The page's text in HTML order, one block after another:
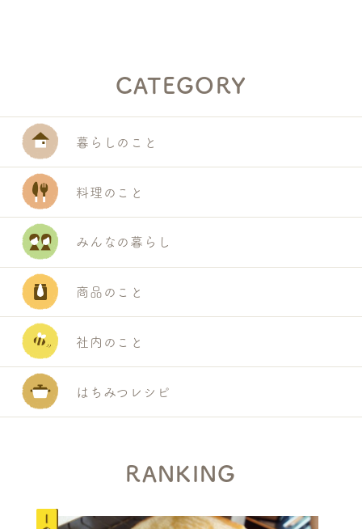
CATEGORY
暮らしのこと
料理のこと
みんなの暮らし
商品のこと
社内のこと
はちみつレシピ
RANKING